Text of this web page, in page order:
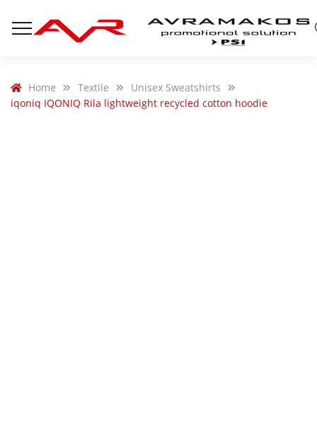
Home Textile
Unisex Sweatshirts
iqoniq IQONIQ Rila lightweight recycled cotton hoodie